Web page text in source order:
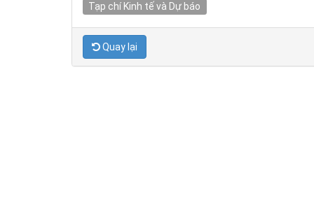
Tạp chí Kinh tế và Dự báo
Quay lại